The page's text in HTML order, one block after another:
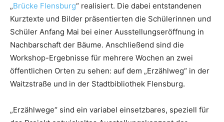
„Brücke Flensburg“ realisiert. Die dabei entstandenen
Kurztexte und Bilder präsentierten die Schülerinnen und
Schüler Anfang Mai bei einer Ausstellungseröffnung in
Nachbarschaft der Bäume. Anschließend sind die
Workshop-Ergebnisse für mehrere Wochen an zwei
öffentlichen Orten zu sehen: auf dem „Erzählweg“ in der
Waitzstraße und in der Stadtbibliothek Flensburg.
„Erzählwege“ sind ein variabel einsetzbares, speziell für